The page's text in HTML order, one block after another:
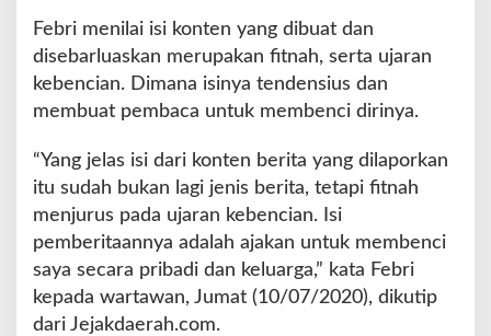
r
e
s
Febri menilai isi konten yang dibuat dan
disebarluaskan merupakan fitnah, serta ujaran
kebencian. Dimana isinya tendensius dan
membuat pembaca untuk membenci dirinya.
“Yang jelas isi dari konten berita yang dilaporkan
itu sudah bukan lagi jenis berita, tetapi fitnah
menjurus pada ujaran kebencian. Isi
pemberitaannya adalah ajakan untuk membenci
saya secara pribadi dan keluarga,” kata Febri
kepada wartawan, Jumat (10/07/2020), dikutip
dari Jejakdaerah.com.